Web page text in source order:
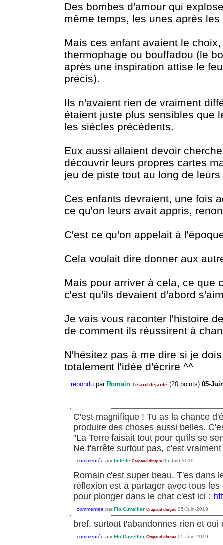
Des bombes d'amour qui
même temps, les unes après les
Mais ces enfant avaient le
thermophage ou bouffadou (le
après une inspiration attise le
précis).
Ils n'avaient rien de vraiment
étaient juste plus sensibles que
les siècles précédents.
Eux aussi allaient devoir
découvrir leurs propres cartes
jeu de piste tout au long de leurs
Ces enfants devraient, une fois
ce qu'on leurs avait appris,
C'est ce qu'on appelait à
Cela voulait dire donner aux
Mais pour arriver à cela, ce que
c'est qu'ils devaient d'abord
Je vais vous raconter l'histoire
de comment ils réussirent à
N'hésitez pas à me dire si je
totalement l'idée d'écrire ^^
répondu par Romain Tétard déjanté (20 points) 05-
C'est magnifique ! Tu as la chance
produire des choses aussi belles.
"La Terre faisait tout pour qu'ils se
Ne t'arrête surtout pas, c'est
commentée par belette Crapaud dingue 05-Juin-2019
Romain c'est super beau. T'es dans
réflexion est à partager avec tous
pour plonger dans le chat c'est ici :
commentée par Flo.Cuvellier Crapaud dingue 05-Juin-2019
bref, surtout t'abandonnes rien et oui
commentée par Flo.Cuvellier Crapaud dingue 05-Juin-2019